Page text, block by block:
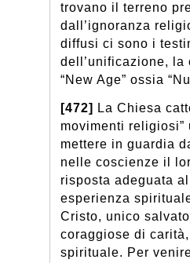
trovano il terreno
dall’ignoranza
diffusi ci sono i
dell’unificazione,
“New Age” ossia
[472]
La Chiesa
movimenti
mettere in guardia
nelle coscienze il
risposta adeguata
esperienza
Cristo, unico
coraggiose di
spirituale. Per